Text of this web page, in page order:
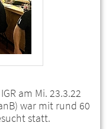
am Mi. 23.3.22
war mit rund 60
statt.